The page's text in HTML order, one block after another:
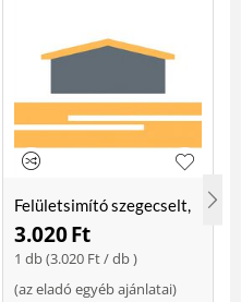
Felületsimító szegecselt,
rome 400mm
3.020Ft
1 db (3.020 Ft/ db )
(az eladó egyéb ajánlatai)